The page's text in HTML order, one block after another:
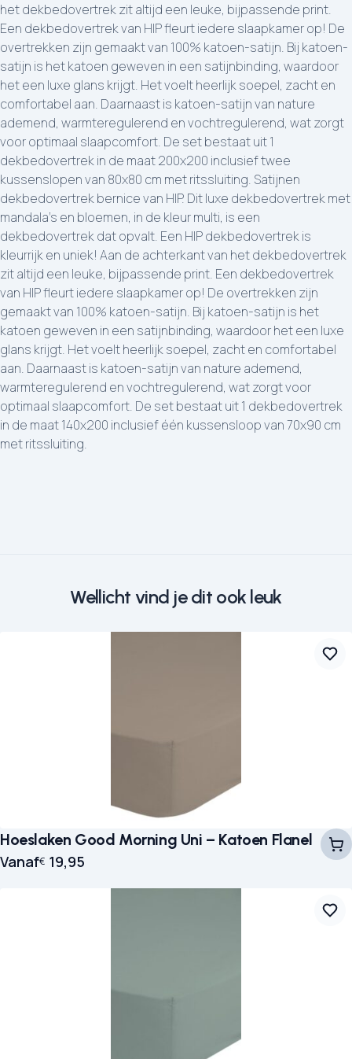
het dekbedovertrek zit altijd een leuke, bijpassende print.
Een dekbedovertrek van HIP fleurt iedere slaapkamer op! De
overtrekken zijn gemaakt van 100% katoen-satijn. Bij katoen-
satijn is het katoen geweven in een satijnbinding, waardoor
het een luxe glans krijgt. Het voelt heerlijk soepel, zacht en
comfortabel aan. Daarnaast is katoen-satijn van nature
ademend, warmteregulerend en vochtregulerend, wat zorgt
voor optimaal slaapcomfort. De set bestaat uit 1
dekbedovertrek in de maat 200x200 inclusief twee
kussenslopen van 80x80 cm met ritssluiting. Satijnen
dekbedovertrek bernice van HIP. Dit luxe dekbedovertrek met
mandala's en bloemen, in de kleur multi, is een
dekbedovertrek dat opvalt. Een HIP dekbedovertrek is
kleurrijk en uniek! Aan de achterkant van het dekbedovertrek
zit altijd een leuke, bijpassende print. Een dekbedovertrek
van HIP fleurt iedere slaapkamer op! De overtrekken zijn
gemaakt van 100% katoen-satijn. Bij katoen-satijn is het
katoen geweven in een satijnbinding, waardoor het een luxe
glans krijgt. Het voelt heerlijk soepel, zacht en comfortabel
aan. Daarnaast is katoen-satijn van nature ademend,
warmteregulerend en vochtregulerend, wat zorgt voor
optimaal slaapcomfort. De set bestaat uit 1 dekbedovertrek
in de maat 140x200 inclusief één kussensloop van 70x90 cm
met ritssluiting.
Wellicht vind je dit ook leuk
Hoeslaken Good Morning Uni – Katoen Flanel
Vanaf€ 19,95